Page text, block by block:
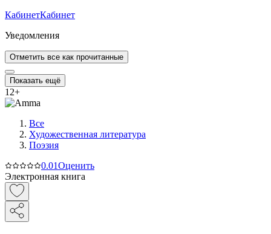
КабинетКабинет
Уведомления
Отметить все как прочитанные
Показать ещё
12+
Все
Художественная литература
Поэзия
0.01Оценить
Электронная книга